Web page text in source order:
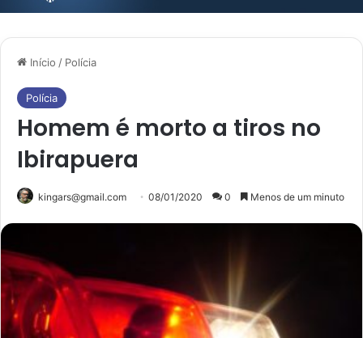
Início / Polícia
Polícia
Homem é morto a tiros no
Ibirapuera
kingars@gmail.com 08/01/2020 0 Menos de um minuto